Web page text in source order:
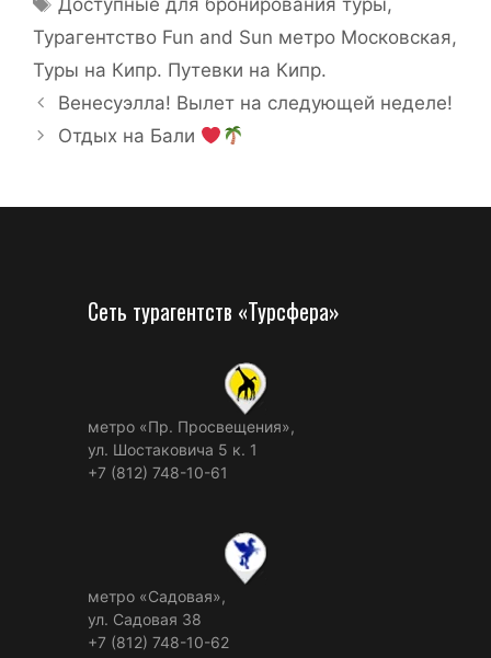
Турагентство Fun and Sun метро Московская,
Туры на Кипр. Путевки на Кипр.
Венесуэлла! Вылет на следующей неделе!
Отдых на Бали
Сеть турагентств «Турсфера»
метро «Пр. Просвещения»,
ул. Шостаковича 5 к. 1
+7 (812) 748-10-61
метро «Садовая»,
ул. Садовая 38
+7 (812) 748-10-62